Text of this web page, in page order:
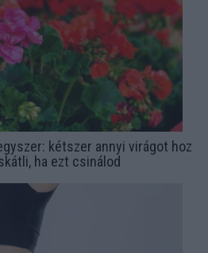
kétszer annyi virágot hoz
ha ezt csinálod